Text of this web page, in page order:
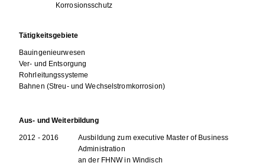
Korrosionsschutz
Tätigkeitsgebiete
Bauingenieurwesen
Ver- und Entsorgung
Rohrleitungssysteme
Bahnen (Streu- und Wechselstromkorrosion)
Aus- und Weiterbildung
2012 - 2016
Ausbildung zum executive Master of Business
Administration
an der FHNW in Windisch